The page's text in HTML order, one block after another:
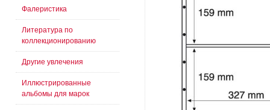
Фалеристика
Литература по
коллекционированию
Другие увлечения
Иллюстрированные
альбомы для марок